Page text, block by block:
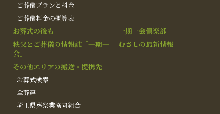
ご葬儀プランと料金
ご葬儀料金の概算表
お葬式の後も
一期一会倶楽部
秩父とご葬儀の情報誌「一期一
会」
むさしの最新情報
その他エリアの搬送・提携先
お葬式検索
全葬連
埼玉県葬祭業協同組合